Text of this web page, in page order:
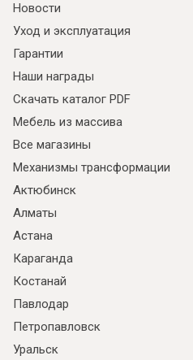
Новости
Уход и эксплуатация
Гарантии
Наши награды
Скачать каталог PDF
Мебель из массива
Все магазины
Механизмы трансформации
Актюбинск
Алматы
Астана
Караганда
Костанай
Павлодар
Петропавловск
Уральск